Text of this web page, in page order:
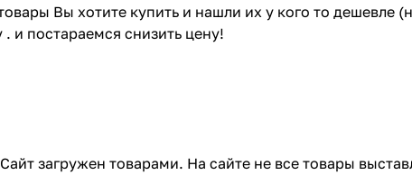
Вы хотите купить и нашли их у кого то
. и постараемся снизить цену!
загружен товарами. На сайте не все товары